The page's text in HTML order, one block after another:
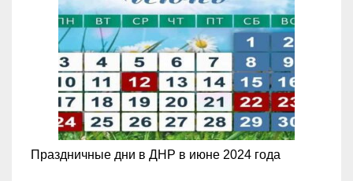
Праздничные дни в ДНР в июне 2024 года